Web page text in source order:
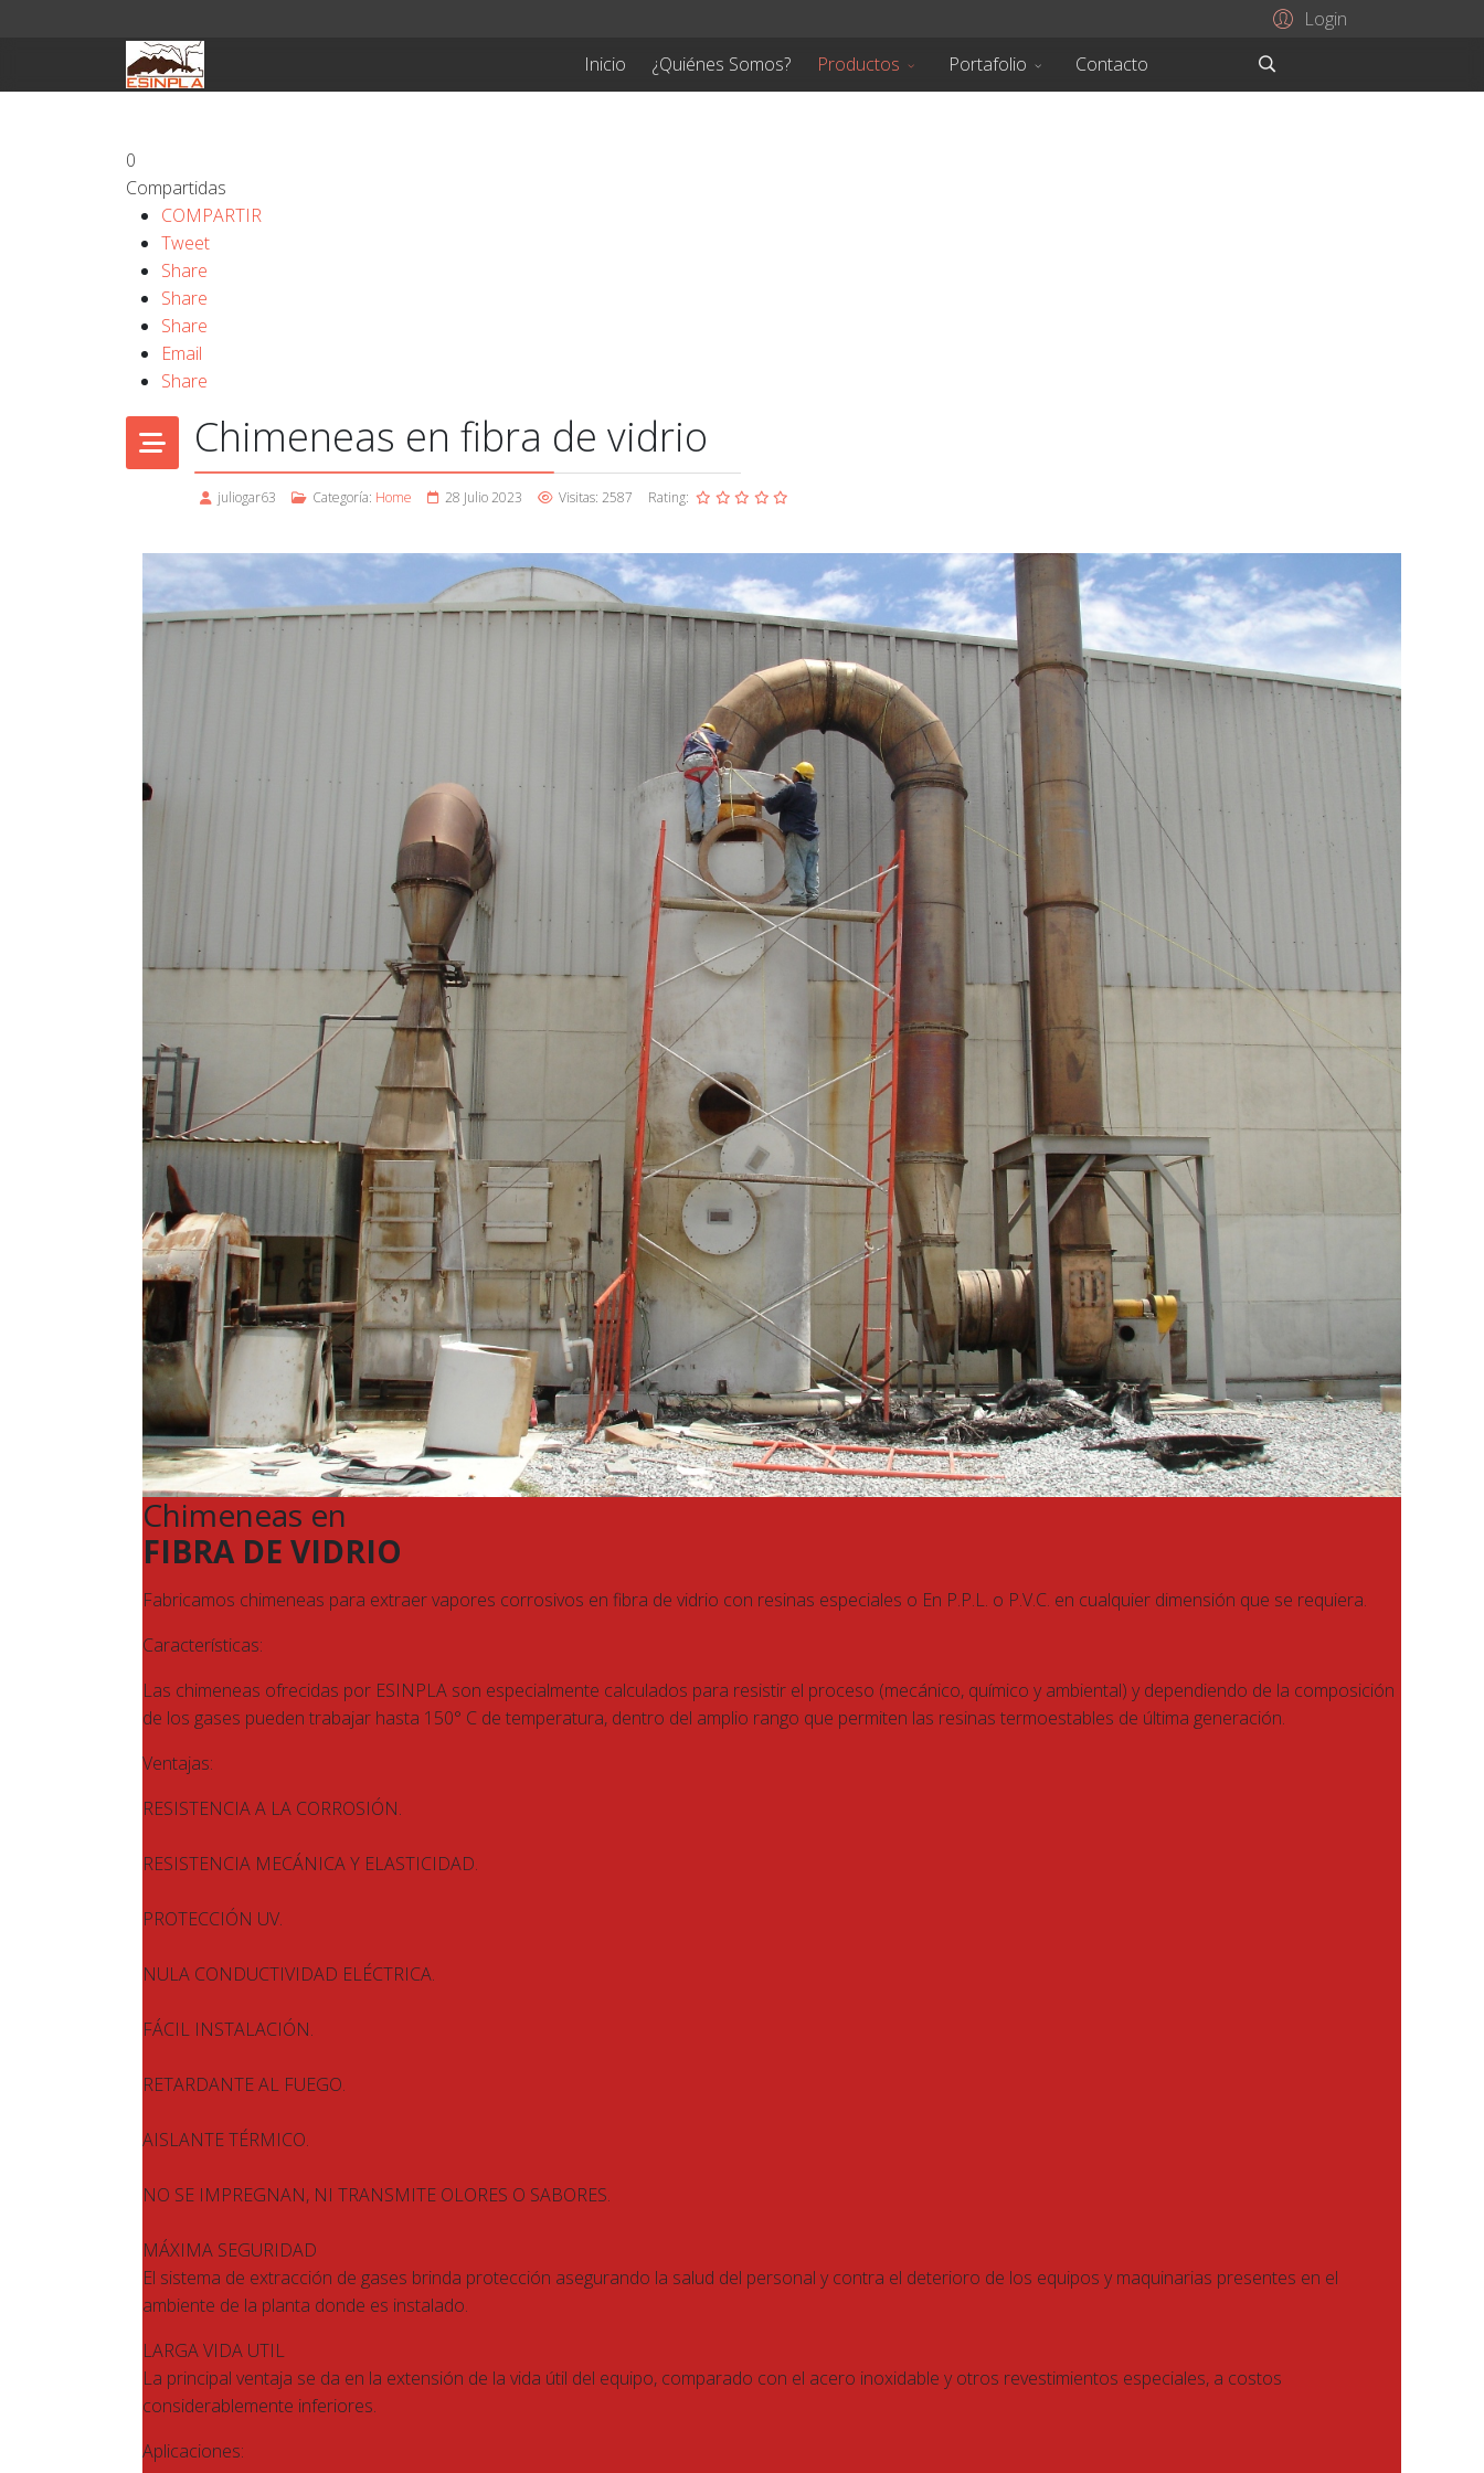
Login
Inicio
¿Quiénes Somos? Productos Portafolio Contacto
0
Compartidas
COMPARTIR
Tweet
Share
Share
Share
Email
Share
Chimeneas en fibra de vidrio
juliogar63 Categoría: Home 28 Julio 2023 Visitas: 2587 Rating:
Chimeneas en
FIBRA DE VIDRIO
Fabricamos chimeneas para extraer vapores corrosivos en fibra de vidrio con resinas especiales o En P.P.L. o P.V.C. en cualquier dimensión que se requiera.
Características:
Las chimeneas ofrecidas por ESINPLA son especialmente calculados para resistir el proceso (mecánico, químico y ambiental) y dependiendo de la composición
de los gases pueden trabajar hasta 150° C de temperatura, dentro del amplio rango que permiten las resinas termoestables de última generación.
Ventajas:
RESISTENCIA A LA CORROSIÓN.
RESISTENCIA MECÁNICA Y ELASTICIDAD.
PROTECCIÓN UV.
NULA CONDUCTIVIDAD ELÉCTRICA.
FÁCIL INSTALACIÓN.
RETARDANTE AL FUEGO.
AISLANTE TÉRMICO.
NO SE IMPREGNAN, NI TRANSMITE OLORES O SABORES.
MÁXIMA SEGURIDAD
El sistema de extracción de gases brinda protección asegurando la salud del personal y contra el deterioro de los equipos y maquinarias presentes en el
ambiente de la planta donde es instalado.
LARGA VIDA UTIL
La principal ventaja se da en la extensión de la vida útil del equipo, comparado con el acero inoxidable y otros revestimientos especiales, a costos
considerablemente inferiores.
Aplicaciones: